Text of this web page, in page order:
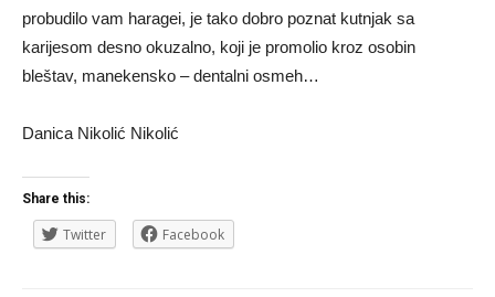
probudilo vam haragei, je tako dobro poznat kutnjak sa
karijesom desno okuzalno, koji je promolio kroz osobin
bleštav, manekensko – dentalni osmeh…
Danica Nikolić Nikolić
Share this:
Twitter Facebook